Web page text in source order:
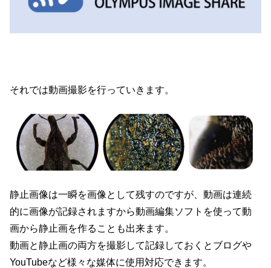
それでは動画撮影を行っていきます。
静止画像は一瞬を画像として残すのですが、動画は連続
的に画像が記録されますから動画編集ソフトを使って動
画から静止画を作ることも出来ます。
動画と静止画の両方を撮影して記録しておくとブログや
YouTubeなど様々な媒体に使用対応できます。